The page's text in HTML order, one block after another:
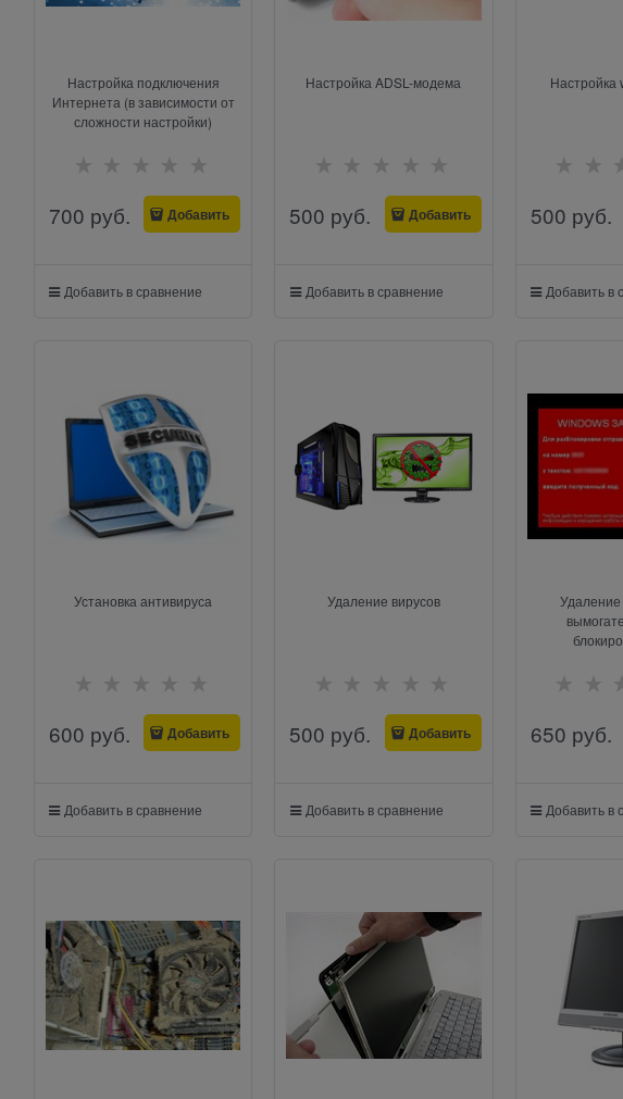
Настройка подключения
Интернета (в зависимости от
сложности настройки)
700 руб. Добавить
Добавить в сравнение
Настройка ADSL-модема
500 руб. Добавить
Добавить в сравнение
Настройка
500 руб.
Добавить в
Установка антивируса
600 руб. Добавить
Добавить в сравнение
Удаление вирусов
500 руб. Добавить
Добавить в сравнение
650 руб.
Добавить в